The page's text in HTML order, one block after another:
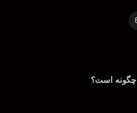
چگونه است؟